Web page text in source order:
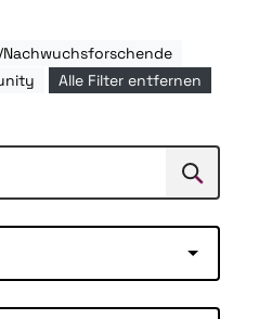
Alle Filter entfernen
Suchen